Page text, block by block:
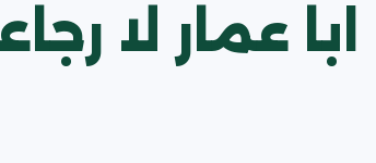
ابا عمار لا